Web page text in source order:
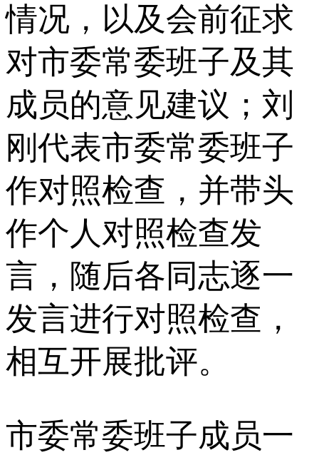
情况，以及会前征求
对市委常委班子及其
成员的意见建议；刘
刚代表市委常委班子
作对照检查，并带头
作个人对照检查发
言，随后各同志逐一
发言进行对照检查，
相互开展批评。
市委常委班子成员一